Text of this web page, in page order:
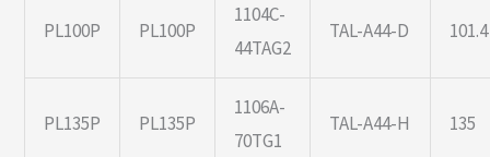
PL100P PL100P
1104C-
44TAG2
TAL-A44-D 101.4
PL135P PL135P
1106A-
70TG1
TAL-A44-H 135